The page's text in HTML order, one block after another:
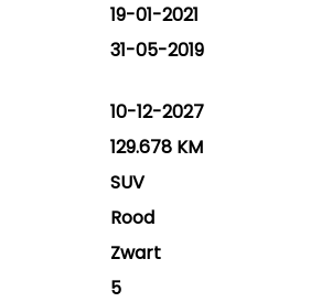
19-01-2021
31-05-2019
10-12-2027
129.678 KM
SUV
Rood
Zwart
5